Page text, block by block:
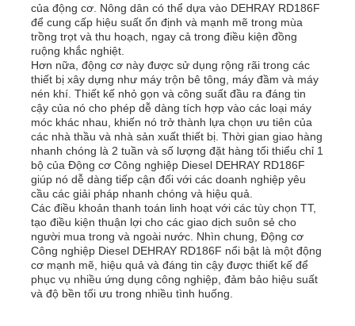
của động cơ. Nông dân có thể dựa vào DEHRAY RD186F
để cung cấp hiệu suất ổn định và mạnh mẽ trong mùa
trồng trọt và thu hoạch, ngay cả trong điều kiện đồng
ruộng khắc nghiệt.
Hơn nữa, động cơ này được sử dụng rộng rãi trong các
thiết bị xây dựng như máy trộn bê tông, máy đầm và máy
nén khí. Thiết kế nhỏ gọn và công suất đầu ra đáng tin
cậy của nó cho phép dễ dàng tích hợp vào các loại máy
móc khác nhau, khiến nó trở thành lựa chọn ưu tiên của
các nhà thầu và nhà sản xuất thiết bị. Thời gian giao hàng
nhanh chóng là 2 tuần và số lượng đặt hàng tối thiểu chỉ 1
bộ của Động cơ Công nghiệp Diesel DEHRAY RD186F
giúp nó dễ dàng tiếp cận đối với các doanh nghiệp yêu
cầu các giải pháp nhanh chóng và hiệu quả.
Các điều khoản thanh toán linh hoạt với các tùy chọn TT,
tạo điều kiện thuận lợi cho các giao dịch suôn sẻ cho
người mua trong và ngoài nước. Nhìn chung, Động cơ
Công nghiệp Diesel DEHRAY RD186F nổi bật là một động
cơ mạnh mẽ, hiệu quả và đáng tin cậy được thiết kế để
phục vụ nhiều ứng dụng công nghiệp, đảm bảo hiệu suất
và độ bền tối ưu trong nhiều tình huống.